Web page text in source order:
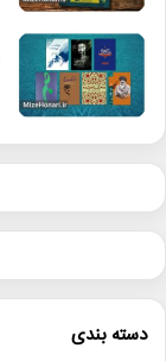
دسته بندی